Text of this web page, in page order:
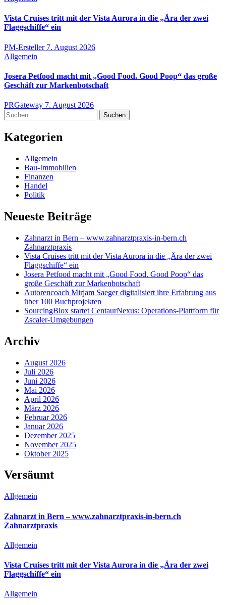
Vista Cruises tritt mit der Vista Aurora in die „Ära der zwei
Flaggschiffe“ ein
PM-Ersteller 7. August 2026
Allgemein
Josera Petfood macht mit „Good Food. Good Poop“ das große
Geschäft zur Markenbotschaft
PRGateway 7. August 2026
Suchen
nach:
Kategorien
Allgemein
Bau-Immobilien
Finanzen
Handel
Politik
Neueste Beiträge
Zahnarzt in Bern – www.zahnarztpraxis-in-bern.ch
Zahnarztpraxis
Vista Cruises tritt mit der Vista Aurora in die „Ära der zwei
Flaggschiffe“ ein
Josera Petfood macht mit „Good Food. Good Poop“ das
große Geschäft zur Markenbotschaft
Autorencoach Mirjam Saeger digitalisiert ihre Erfahrung aus
über 100 Buchprojekten
SourcingBlox startet CentaurNexus: Operations-Plattform für
Zscaler-Umgebungen
Archiv
August 2026
Juli 2026
Juni 2026
Mai 2026
April 2026
März 2026
Februar 2026
Januar 2026
Dezember 2025
November 2025
Oktober 2025
Versäumt
Allgemein
Zahnarzt in Bern – www.zahnarztpraxis-in-bern.ch
Zahnarztpraxis
Allgemein
Vista Cruises tritt mit der Vista Aurora in die „Ära der zwei
Flaggschiffe“ ein
Allgemein